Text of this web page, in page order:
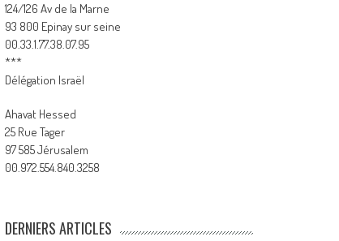
124/126 Av de la Marne
93 800 Epinay sur seine
00.33.1.77.38.07.95
***
Délégation Israël
Ahavat Hessed
25 Rue Tager
97 585 Jérusalem
00.972.554.840.3258
DERNIERS ARTICLES